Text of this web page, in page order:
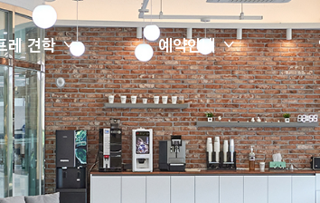
레 견학
학관 소개
학관 갤러리
예약안내
관람안내
예약하기